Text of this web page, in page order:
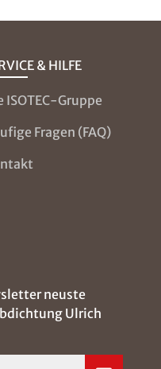
& HILFE
ISOTEC-Gruppe
Fragen (FAQ)
neuste
Ulrich